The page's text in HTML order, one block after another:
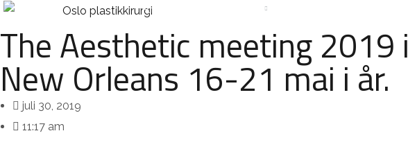
HJEM
The Aesthetic meeting 2019 i
New Orleans 16-21 mai i år.
juli 30, 2019
11:17 am